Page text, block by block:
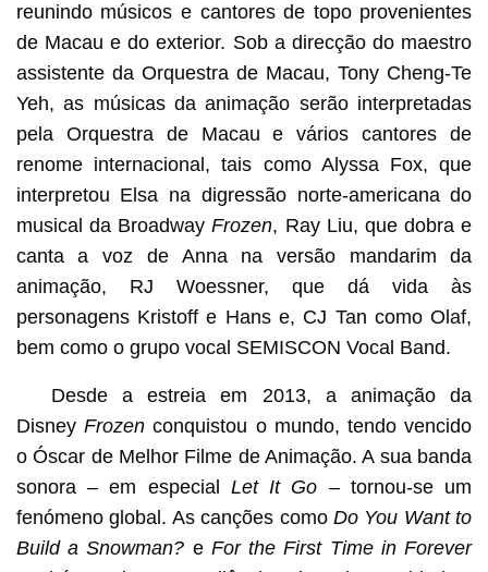
reunindo músicos e cantores de topo provenientes
de Macau e do exterior. Sob a direcção do maestro
assistente da Orquestra de Macau, Tony Cheng-Te
Yeh, as músicas da animação serão interpretadas
pela Orquestra de Macau e vários cantores de
renome internacional, tais como Alyssa Fox, que
interpretou Elsa na digressão norte-americana do
musical da Broadway Frozen, Ray Liu, que dobra e
canta a voz de Anna na versão mandarim da
animação, RJ Woessner, que dá vida às
personagens Kristoff e Hans e, CJ Tan como Olaf,
bem como o grupo vocal SEMISCON Vocal Band.
Desde a estreia em 2013, a animação da
DisneyFrozen conquistou o mundo, tendo vencido
o Óscar de Melhor Filme de Animação. A sua banda
sonora – em especial Let It Go – tornou-se um
fenómeno global. As canções como Do You Want to
Build a Snowman? e For the First Time in Forever